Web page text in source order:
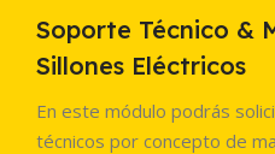
Soporte Técnico &
Sillones Eléctricos
En este módulo podrás
técnicos por concepto de